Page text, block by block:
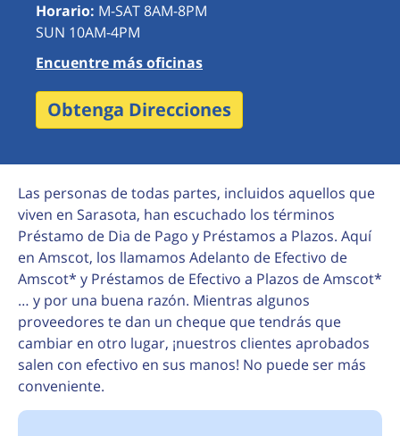
Horario: M-SAT 8AM-8PM
SUN 10AM-4PM
Encuentre más oficinas
Obtenga Direcciones
Las personas de todas partes, incluidos aquellos que
viven en Sarasota, han escuchado los términos
Préstamo de Dia de Pago y Préstamos a Plazos. Aquí
en Amscot, los llamamos Adelanto de Efectivo de
Amscot* y Préstamos de Efectivo a Plazos de Amscot*
… y por una buena razón. Mientras algunos
proveedores te dan un cheque que tendrás que
cambiar en otro lugar, ¡nuestros clientes aprobados
salen con efectivo en sus manos! No puede ser más
conveniente.